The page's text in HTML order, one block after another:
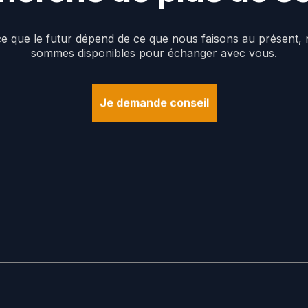
que le futur dépend de ce que nous faisons au présent,
sommes disponibles pour échanger avec vous.
Je demande conseil